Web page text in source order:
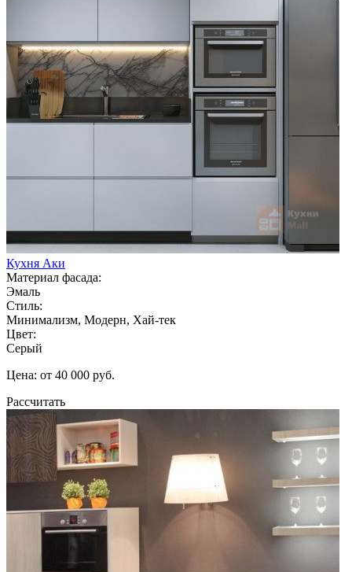
Кухня Аки
Материал фасада:
Эмаль
Стиль:
Минимализм, Модерн, Хай-тек
Цвет:
Серый
Цена: от 40 000 руб.
Рассчитать